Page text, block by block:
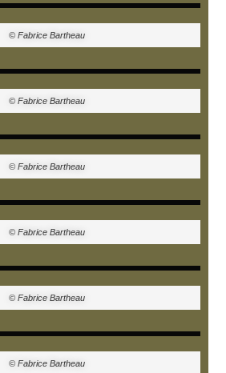
© Fabrice Bartheau
© Fabrice Bartheau
© Fabrice Bartheau
© Fabrice Bartheau
© Fabrice Bartheau
© Fabrice Bartheau